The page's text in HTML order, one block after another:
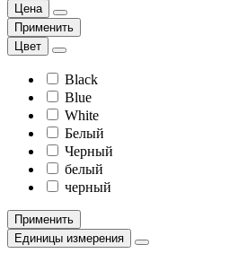
Цена
Применить
Цвет
Black
Blue
White
Белый
Черный
белый
черный
Применить
Единицы измерения